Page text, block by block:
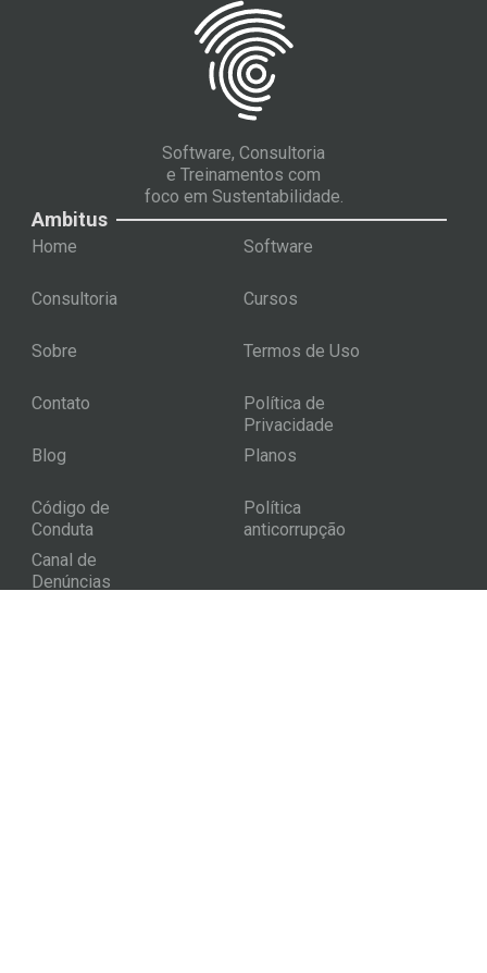
Software, Consultoria
e Treinamentos com
foco em Sustentabilidade.
Ambitus
Home Software
Consultoria Cursos
Sobre Termos de Uso
Contato
Política de
Privacidade
Blog
Planos
Código de
Conduta
Política
anticorrupção
Canal de
Denúncias